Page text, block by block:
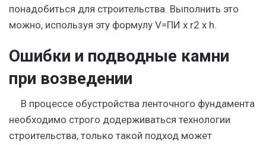
понадобиться для строительства. Выполнить это
можно, используя эту формулу V=ПИ х r2 х h.
Ошибки и подводные камни
при возведении
В процессе обустройства ленточного фундамента
необходимо строго додерживаться технологии
строительства, только такой подход может